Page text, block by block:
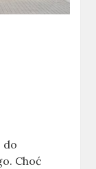
do
Choć